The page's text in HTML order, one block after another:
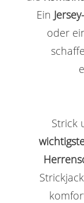
Ein
oder
Strick